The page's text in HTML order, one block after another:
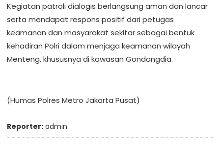
Kegiatan patroli dialogis berlangsung aman dan lancar
serta mendapat respons positif dari petugas
keamanan dan masyarakat sekitar sebagai bentuk
kehadiran Polri dalam menjaga keamanan wilayah
Menteng, khususnya di kawasan Gondangdia.
(Humas Polres Metro Jakarta Pusat)
Reporter: admin